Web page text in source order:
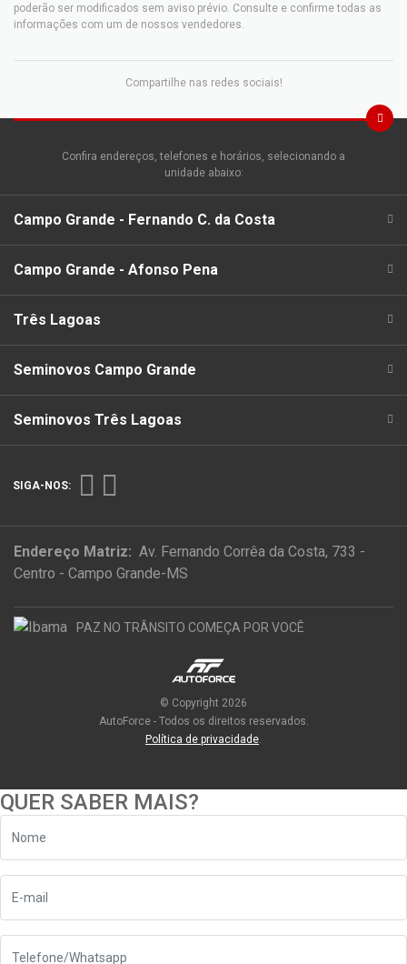
poderão ser modificados sem aviso prévio. Consulte e confirme todas as
informações com um de nossos vendedores.
Compartilhe nas redes sociais!
Confira endereços, telefones e horários, selecionando a
unidade abaixo:
Campo Grande - Fernando C. da Costa
Campo Grande - Afonso Pena
Três Lagoas
Seminovos Campo Grande
Seminovos Três Lagoas
SIGA-NOS:
Endereço Matriz: Av. Fernando Corrêa da Costa, 733 -
Centro - Campo Grande-MS
PAZ NO TRÂNSITO COMEÇA POR VOCÊ
© Copyright 2026
AutoForce - Todos os direitos reservados.
Política de privacidade.
QUER SABER MAIS?